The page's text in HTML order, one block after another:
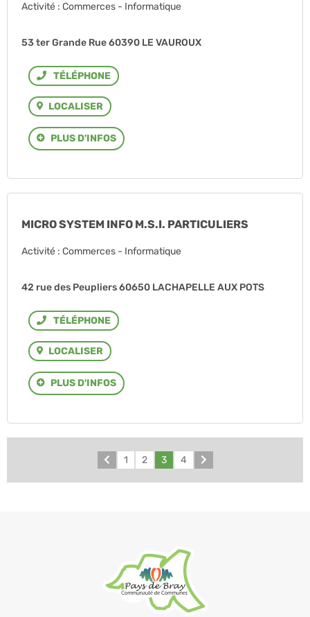
Activité : Commerces - Informatique
53 ter Grande Rue 60390 LE VAUROUX
Téléphone
LOCALISER
PLUS D'INFOS
MICRO SYSTEM INFO M.S.I. PARTICULIERS
Activité : Commerces - Informatique
42 rue des Peupliers 60650 LACHAPELLE AUX POTS
Téléphone
LOCALISER
PLUS D'INFOS
Précédent
1 2 3 4